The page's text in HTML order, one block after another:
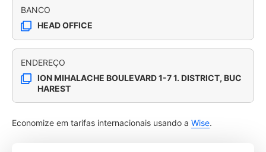
BANCO
HEAD OFFICE
ENDEREÇO
ION MIHALACHE BOULEVARD 1-7 1. DISTRICT, BUC
HAREST
Economize em tarifas internacionais usando a Wise.